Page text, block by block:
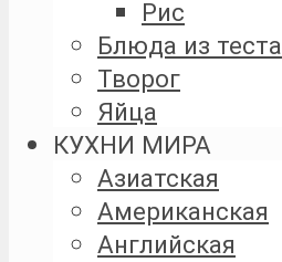
Рис
Блюда из теста
Творог
Яйца
КУХНИ МИРА
Азиатская
Американская
Английская